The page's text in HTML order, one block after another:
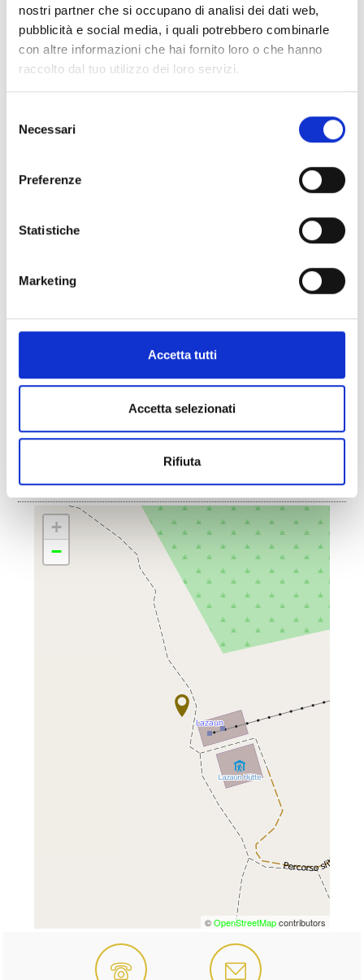
nostri partner che si occupano di analisi dei dati web,
pubblicità e social media, i quali potrebbero combinarle
con altre informazioni che hai fornito loro o che hanno
raccolto dal tuo utilizzo dei loro servizi.
delNecessari
Preferenze
Statistiche
Marketing
Accetta tutti
Accetta selezionati
Rifiuta
produzione
propria
Specialità alla
griglia
Menu per
Bancomat/Maestro
Si accettano cani
di piccola taglia
Prezzi
Secondo 15 - 25 €
Primo 7 - 12 €
Dessert 5 - 8 €
IL CONTENUTO VI È STATO UTILE?
Sì
No
+
−
©OpenStreetMapcontributors